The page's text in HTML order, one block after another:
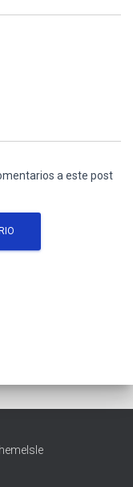
a este post